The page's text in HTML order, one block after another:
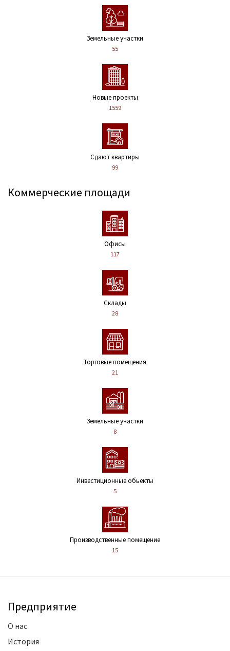
Земельные участки
55
Новые проекты
1559
Сдают квартиры
99
Коммерческие площади
Офисы
117
Склады
28
Торговые помещения
21
Земельные участки
8
Инвестиционные обьекты
5
Производственные помещение
15
Предприятие
О нас
История